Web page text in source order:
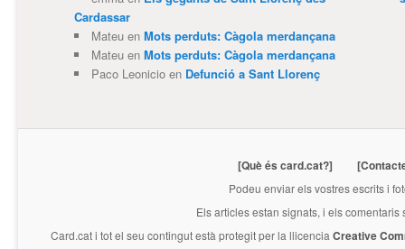
Cardassar
Mateuen Mots perduts: Càgola merdançana
Mateuen Mots perduts: Càgola merdançana
Paco Leonicioen Defunció a Sant Llorenç
[Què és card.cat?]
Podeu enviar els vostres escrits i
Els articles estan signats, i els
Card.cati tot el seu contingut està protegit per la llicencia Creative